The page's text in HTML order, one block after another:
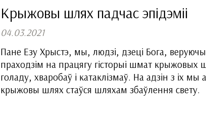
Крыжовы шлях падчас эпідэміі
04.03.2021
Пане Езу Хрыстэ, мы, людзі, дзеці Бога,
праходзім на працягу гісторыі шмат крыжовых
голаду, хваробаў і катаклізмаў. На адзін з іх мы
крыжовы шлях стаўся шляхам збаўлення свету.